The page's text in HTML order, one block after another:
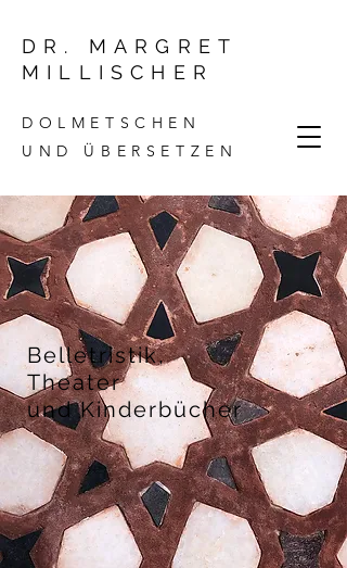
DR. MARGRET
MILLISCHER
DOLMETSCHEN
UND ÜBERSETZEN
Belletristik,
Theater
und Kinderbücher